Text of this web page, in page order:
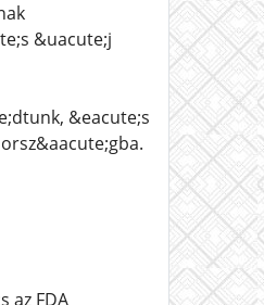
&uacute;j
&eacute;s
az FDA